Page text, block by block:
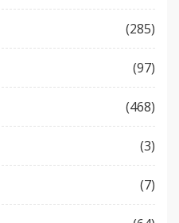
(285)
(97)
(468)
(3)
(7)